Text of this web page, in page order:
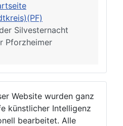
Silvesternacht
Pforzheimer
Website wurden ganz
künstlicher Intelligenz
bearbeitet. Alle